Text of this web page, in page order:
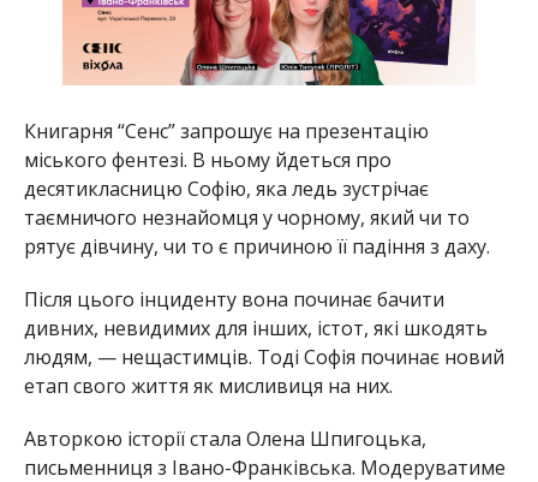
Книгарня “Сенс” запрошує на презентацію
міського фентезі. В ньому йдеться про
десятикласницю Софію, яка ледь зустрічає
таємничого незнайомця у чорному, який чи то
рятує дівчину, чи то є причиною її падіння з даху.
Після цього інциденту вона починає бачити
дивних, невидимих для інших, істот, які шкодять
людям, — нещастимців. Тоді Софія починає новий
етап свого життя як мисливиця на них.
Авторкою історії стала Олена Шпигоцька,
письменниця з Івано-Франківська. Модеруватиме